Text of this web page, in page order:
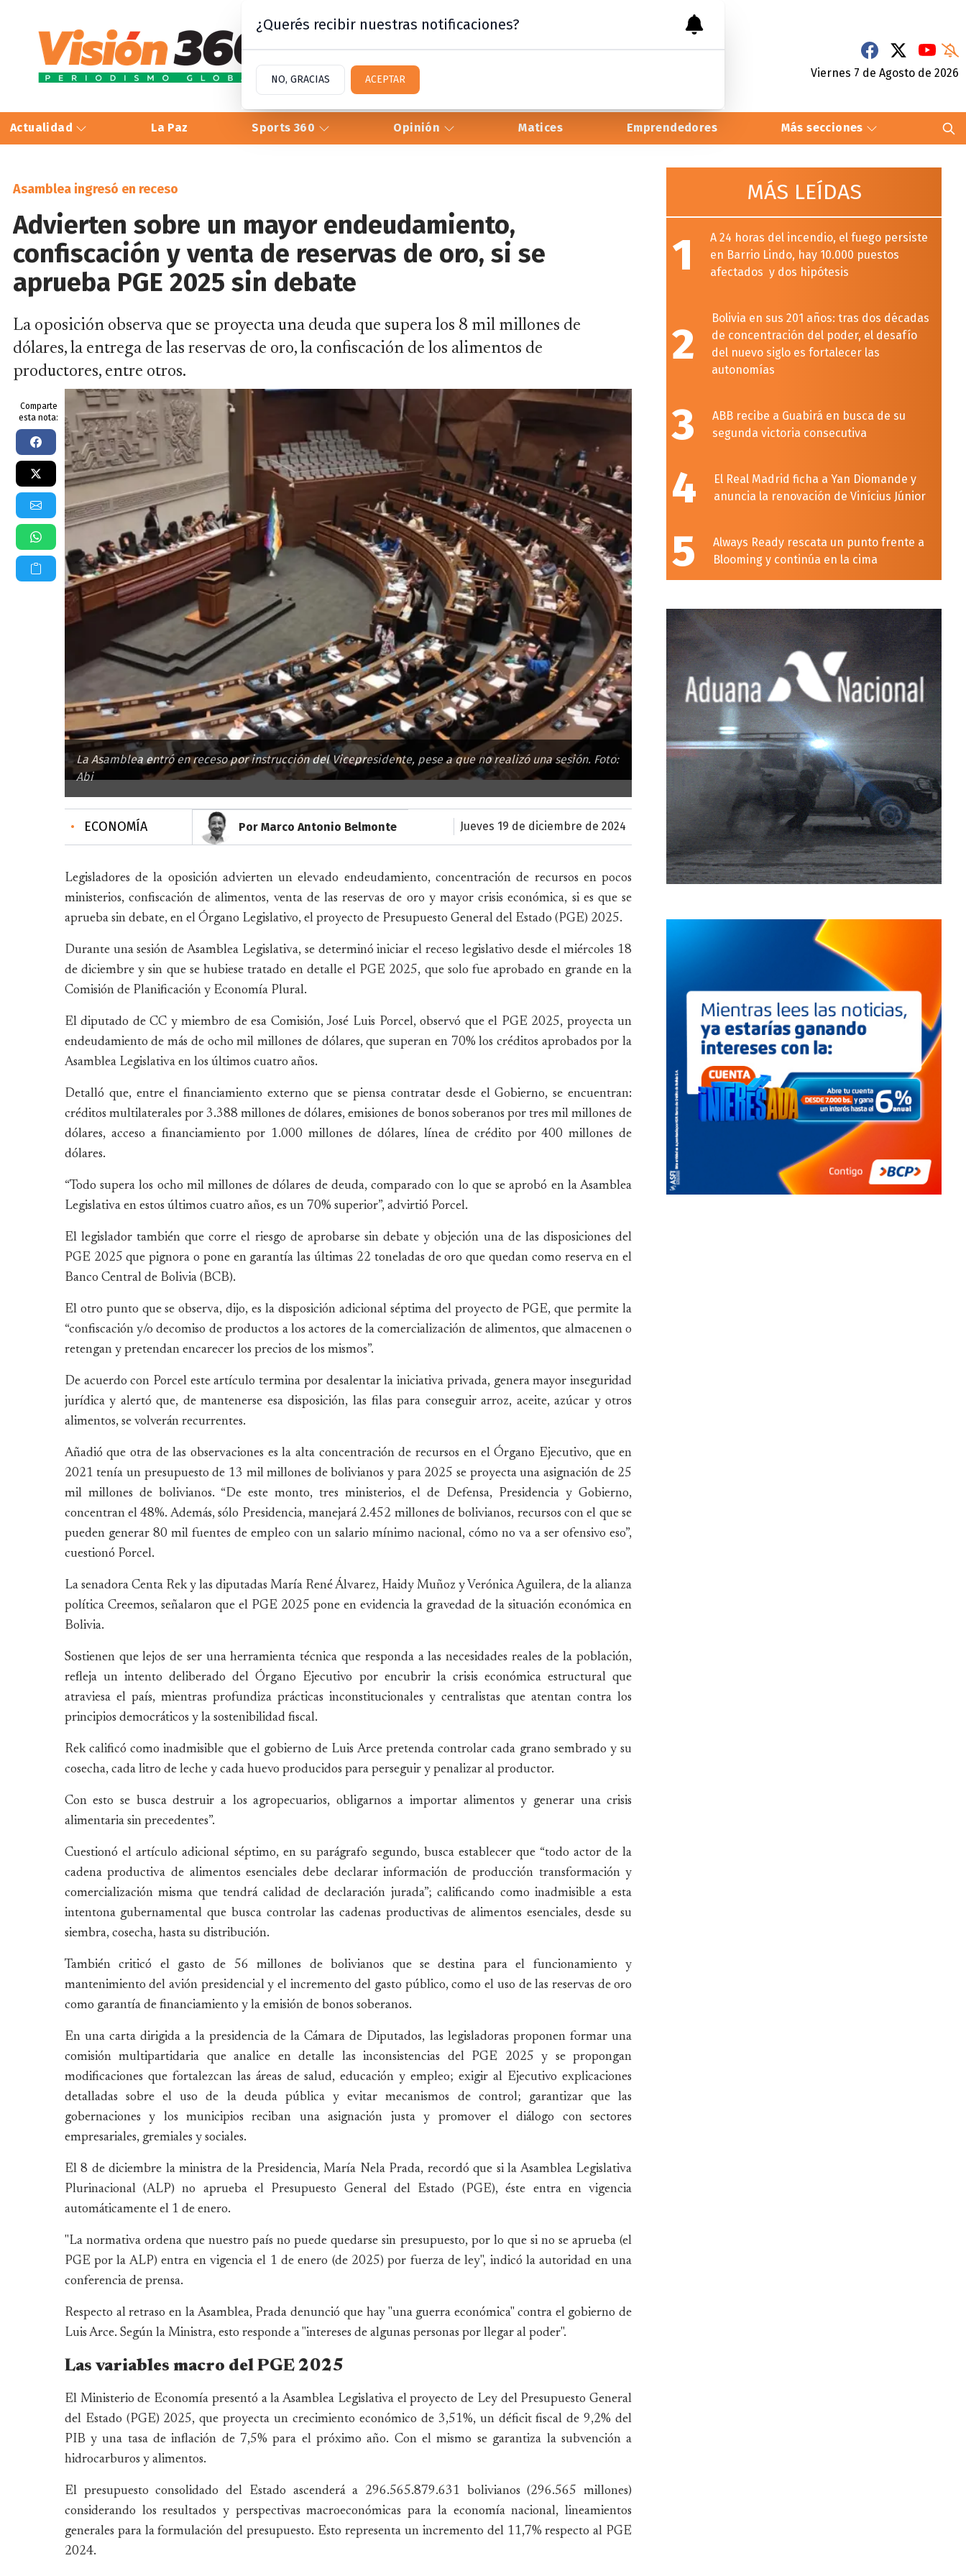
Viernes 7 de Agosto de 2026
Actualidad La Paz Sports 360 Opinión Matices Emprendedores Más secciones
Asamblea ingresó en receso
Advierten sobre un mayor endeudamiento,
confiscación y venta de reservas de oro, si se
aprueba PGE 2025 sin debate
La oposición observa que se proyecta una deuda que supera los 8 mil millones de
dólares, la entrega de las reservas de oro, la confiscación de los alimentos de
productores, entre otros.
Comparte
esta nota:
La Asamblea entró en receso por instrucción del Vicepresidente, pese a que no realizó una sesión. Foto:
Abi
• ECONOMÍA Por Marco Antonio Belmonte jueves 19 de diciembre de 2024
Legisladores de la oposición advierten un elevado endeudamiento, concentración de recursos en pocos
ministerios, confiscación de alimentos, venta de las reservas de oro y mayor crisis económica, si es que se
aprueba sin debate, en el Órgano Legislativo, el proyecto de Presupuesto General del Estado (PGE) 2025.
Durante una sesión de Asamblea Legislativa, se determinó iniciar el receso legislativo desde el miércoles 18
de diciembre y sin que se hubiese tratado en detalle el PGE 2025, que solo fue aprobado en grande en la
Comisión de Planificación y Economía Plural.
El diputado de CC y miembro de esa Comisión, José Luis Porcel, observó que el PGE 2025, proyecta un
endeudamiento de más de ocho mil millones de dólares, que superan en 70% los créditos aprobados por la
Asamblea Legislativa en los últimos cuatro años.
Detalló que, entre el financiamiento externo que se piensa contratar desde el Gobierno, se encuentran:
créditos multilaterales por 3.388 millones de dólares, emisiones de bonos soberanos por tres mil millones de
dólares, acceso a financiamiento por 1.000 millones de dólares, línea de crédito por 400 millones de
dólares.
“Todo supera los ocho mil millones de dólares de deuda, comparado con lo que se aprobó en la Asamblea
Legislativa en estos últimos cuatro años, es un 70% superior”, advirtió Porcel.
El legislador también que corre el riesgo de aprobarse sin debate y objeción una de las disposiciones del
PGE 2025 que pignora o pone en garantía las últimas 22 toneladas de oro que quedan como reserva en el
Banco Central de Bolivia (BCB).
El otro punto que se observa, dijo, es la disposición adicional séptima del proyecto de PGE, que permite la
“confiscación y/o decomiso de productos a los actores de la comercialización de alimentos, que almacenen o
retengan y pretendan encarecer los precios de los mismos”.
De acuerdo con Porcel este artículo termina por desalentar la iniciativa privada, genera mayor inseguridad
jurídica y alertó que, de mantenerse esa disposición, las filas para conseguir arroz, aceite, azúcar y otros
alimentos, se volverán recurrentes.
Añadió que otra de las observaciones es la alta concentración de recursos en el Órgano Ejecutivo, que en
2021 tenía un presupuesto de 13 mil millones de bolivianos y para 2025 se proyecta una asignación de 25
mil millones de bolivianos. “De este monto, tres ministerios, el de Defensa, Presidencia y Gobierno,
concentran el 48%. Además, sólo Presidencia, manejará 2.452 millones de bolivianos, recursos con el que se
pueden generar 80 mil fuentes de empleo con un salario mínimo nacional, cómo no va a ser ofensivo eso”,
cuestionó Porcel.
La senadora Centa Rek y las diputadas María René Álvarez, Haidy Muñoz y Verónica Aguilera, de la alianza
política Creemos, señalaron que el PGE 2025 pone en evidencia la gravedad de la situación económica en
Bolivia.
Sostienen que lejos de ser una herramienta técnica que responda a las necesidades reales de la población,
refleja un intento deliberado del Órgano Ejecutivo por encubrir la crisis económica estructural que
atraviesa el país, mientras profundiza prácticas inconstitucionales y centralistas que atentan contra los
principios democráticos y la sostenibilidad fiscal.
Rek calificó como inadmisible que el gobierno de Luis Arce pretenda controlar cada grano sembrado y su
cosecha, cada litro de leche y cada huevo producidos para perseguir y penalizar al productor.
Con esto se busca destruir a los agropecuarios, obligarnos a importar alimentos y generar una crisis
alimentaria sin precedentes”.
Cuestionó el artículo adicional séptimo, en su parágrafo segundo, busca establecer que “todo actor de la
cadena productiva de alimentos esenciales debe declarar información de producción transformación y
comercialización misma que tendrá calidad de declaración jurada”; calificando como inadmisible a esta
intentona gubernamental que busca controlar las cadenas productivas de alimentos esenciales, desde su
siembra, cosecha, hasta su distribución.
También criticó el gasto de 56 millones de bolivianos que se destina para el funcionamiento y
mantenimiento del avión presidencial y el incremento del gasto público, como el uso de las reservas de oro
como garantía de financiamiento y la emisión de bonos soberanos.
En una carta dirigida a la presidencia de la Cámara de Diputados, las legisladoras proponen formar una
comisión multipartidaria que analice en detalle las inconsistencias del PGE 2025 y se propongan
modificaciones que fortalezcan las áreas de salud, educación y empleo; exigir al Ejecutivo explicaciones
detalladas sobre el uso de la deuda pública y evitar mecanismos de control; garantizar que las
gobernaciones y los municipios reciban una asignación justa y promover el diálogo con sectores
empresariales, gremiales y sociales.
El 8 de diciembre la ministra de la Presidencia, María Nela Prada, recordó que si la Asamblea Legislativa
Plurinacional (ALP) no aprueba el Presupuesto General del Estado (PGE), éste entra en vigencia
automáticamente el 1 de enero.
"La normativa ordena que nuestro país no puede quedarse sin presupuesto, por lo que si no se aprueba (el
PGE por la ALP) entra en vigencia el 1 de enero (de 2025) por fuerza de ley", indicó la autoridad en una
conferencia de prensa.
Respecto al retraso en la Asamblea, Prada denunció que hay "una guerra económica" contra el gobierno de
Luis Arce. Según la Ministra, esto responde a "intereses de algunas personas por llegar al poder".
Las variables macro del PGE 2025
El Ministerio de Economía presentó a la Asamblea Legislativa el proyecto de Ley del Presupuesto General
del Estado (PGE) 2025, que proyecta un crecimiento económico de 3,51%, un déficit fiscal de 9,2% del
PIB y una tasa de inflación de 7,5% para el próximo año. Con el mismo se garantiza la subvención a
hidrocarburos y alimentos.
El presupuesto consolidado del Estado ascenderá a 296.565.879.631 bolivianos (296.565 millones)
considerando los resultados y perspectivas macroeconómicas para la economía nacional, lineamientos
generales para la formulación del presupuesto. Esto representa un incremento del 11,7% respecto al PGE
2024.
MÁS LEÍDAS
1
A 24 horas del incendio, el fuego persiste
en Barrio Lindo, hay 10.000 puestos
afectados y dos hipótesis
2
Bolivia en sus 201 años: tras dos décadas
de concentración del poder, el desafío
del nuevo siglo es fortalecer las
autonomías
3
ABB recibe a Guabirá en busca de su
segunda victoria consecutiva
4
El Real Madrid ficha a Yan Diomande y
anuncia la renovación de Vinícius Júnior
5
Always Ready rescata un punto frente a
Blooming y continúa en la cima
¿Querés recibir nuestras notificaciones?
NO, GRACIAS ACEPTAR